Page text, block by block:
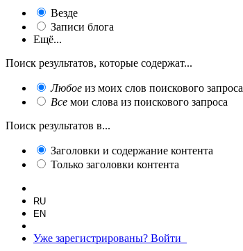
Везде
Записи блога
Ещё...
Поиск результатов, которые содержат...
Любое из моих слов поискового запроса
Все мои слова из поискового запроса
Поиск результатов в...
Заголовки и содержание контента
Только заголовки контента
RU
EN
Уже зарегистрированы? Войти